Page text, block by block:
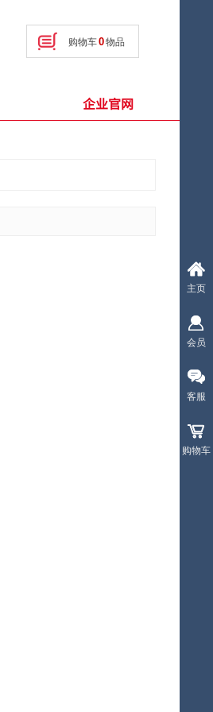
企业官网
购物车0物品
主页
会员
客服
购物车